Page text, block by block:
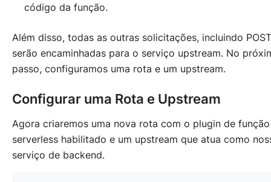
código da função.
Além disso, todas as outras solicitações, incluindo
serão encaminhadas para o serviço upstream. No
passo, configuramos uma rota e um upstream.
Configurar uma Rota e Upstream
Agora criaremos uma nova rota com o plugin de função
serverless habilitado e um upstream que atua como
serviço de backend.